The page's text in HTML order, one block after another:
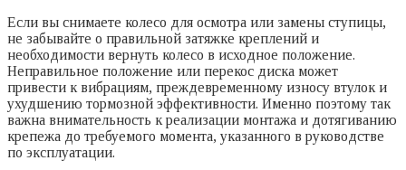
Если вы снимаете колесо для осмотра или замены ступицы,
не забывайте о правильной затяжке креплений и
необходимости вернуть колесо в исходное положение.
Неправильное положение или перекос диска может
привести к вибрациям, преждевременному износу втулок и
ухудшению тормозной эффективности. Именно поэтому так
важна внимательность к реализации монтажа и дотягиванию
крепежа до требуемого момента, указанного в руководстве
по эксплуатации.